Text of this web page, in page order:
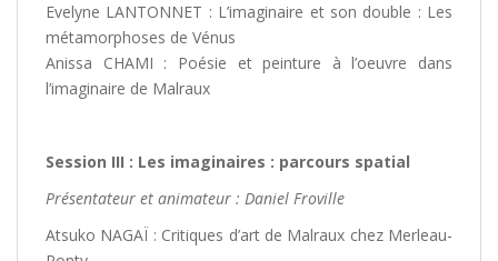
Evelyne LANTONNET : L’imaginaire et son double : Les
métamorphoses de Vénus
Anissa CHAMI : Poésie et peinture à l’oeuvre dans
l’imaginaire de Malraux
Session III : Les imaginaires : parcours spatial
Présentateur et animateur : Daniel Froville
Atsuko NAGAÏ : Critiques d’art de Malraux chez Merleau-